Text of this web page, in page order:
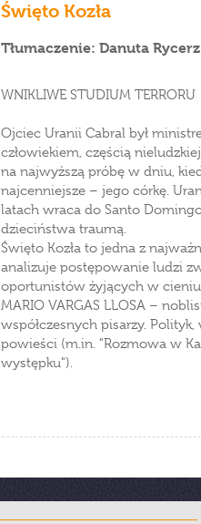
Święto Kozła
Tłumaczenie: Danuta Rycerz
WNIKLIWE STUDIUM TERRORU
Ojciec Uranii Cabral był
człowiekiem, częścią
na najwyższą próbę w dniu,
najcenniejsze – jego córkę.
latach wraca do Santo
dzieciństwa traumą.
Święto Kozła to jedna z
analizuje postępowanie ludzi
oportunistów żyjących w
MARIO VARGAS LLOSA –
współczesnych pisarzy.
powieści (m.in. "Rozmowa w
występku").